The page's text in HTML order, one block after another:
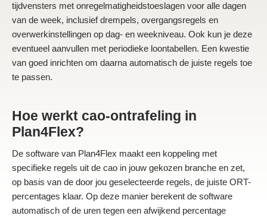
tijdvensters met onregelmatigheidstoeslagen voor alle dagen
van de week, inclusief drempels, overgangsregels en
overwerkinstellingen op dag- en weekniveau. Ook kun je deze
eventueel aanvullen met periodieke loontabellen. Een kwestie
van goed inrichten om daarna automatisch de juiste regels toe
te passen.
Hoe werkt cao-ontrafeling in
Plan4Flex?
De software van Plan4Flex maakt een koppeling met
specifieke regels uit de cao in jouw gekozen branche en zet,
op basis van de door jou geselecteerde regels, de juiste ORT-
percentages klaar. Op deze manier berekent de software
automatisch of de uren tegen een afwijkend percentage